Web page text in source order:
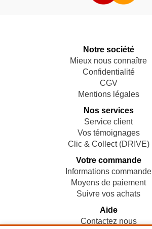
Notre société
Mieux nous connaître
Confidentialité
CGV
Mentions légales
Nos services
Service client
Vos témoignages
Clic & Collect (DRIVE)
Votre commande
Informations commande
Moyens de paiement
Suivre vos achats
Aide
Contactez nous